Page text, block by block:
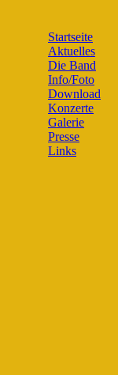
Startseite
Aktuelles
Die Band
Info/Foto
Download
Konzerte
Galerie
Presse
Links